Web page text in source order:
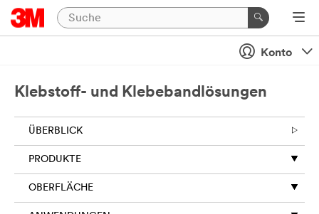
Konto
Klebstoff- und Klebebandlösungen
ÜBERBLICK
PRODUKTE
OBERFLÄCHE